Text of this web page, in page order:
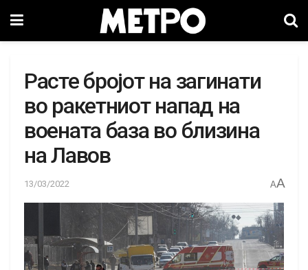
Расте бројот на загинати
во ракетниот напад на
воената база во близина
на Лавов
13/03/2022 AA